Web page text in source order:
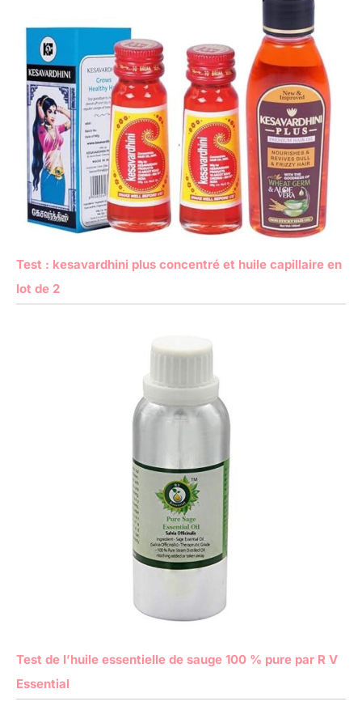
Test : kesavardhini plus concentré et huile capillaire en
lot de 2
Test de l’huile essentielle de sauge 100 % pure par R V
Essential